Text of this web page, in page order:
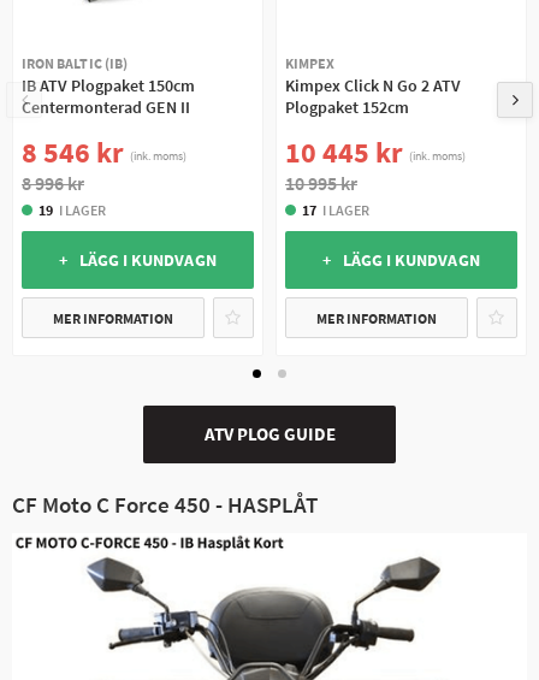
IRON BALTIC (IB)
IB ATV Plogpaket 150cm
Centermonterad GEN II
8 546 kr (ink. moms)
8 996 kr
19 I LAGER
+ LÄGG I KUNDVAGN
MER INFORMATION
KIMPEX
Kimpex Click N Go 2 ATV
Plogpaket 152cm
10 445 kr (ink. moms)
10 995 kr
17 I LAGER
+ LÄGG I KUNDVAGN
MER INFORMATION
ATV PLOG GUIDE
CF Moto C Force 450 - HASPLÅT